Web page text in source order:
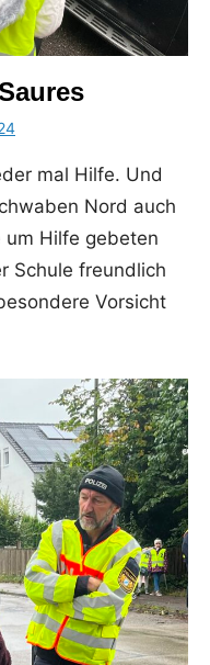
Schumacher
mal Hilfe. Und
Nord auch
um Hilfe gebeten
Schule freundlich
Vorsicht